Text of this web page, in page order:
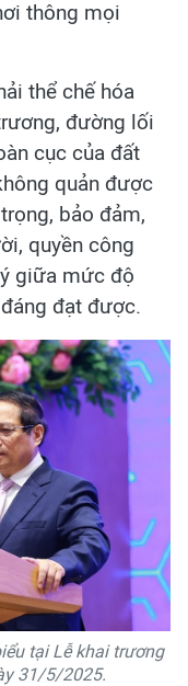
thông mọi
thể chế hóa
đường lối
cục của đất
quản được
bảo đảm,
quyền công
giữa mức độ
đạt được.
tại Lễ khai trương
31/5/2025.